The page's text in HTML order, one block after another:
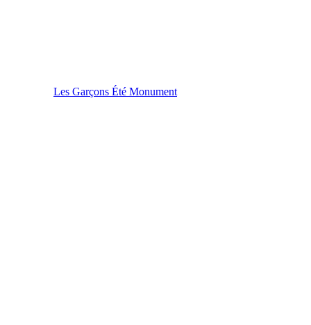
Les Garçons Été Monument